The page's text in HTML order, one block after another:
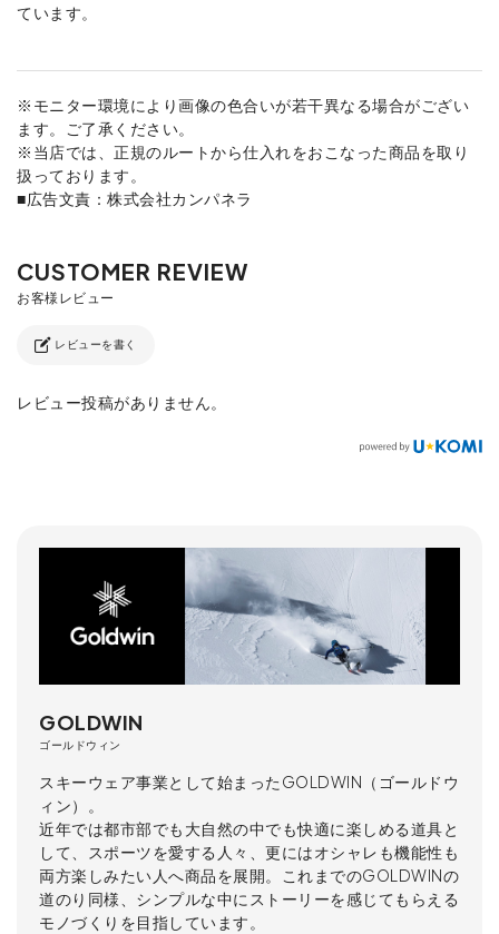
ています。
※モニター環境により画像の色合いが若干異なる場合がござい
ます。ご了承ください。
※当店では、正規のルートから仕入れをおこなった商品を取り
扱っております。
■広告文責：株式会社カンパネラ
レビューを書く
レビュー投稿がありません。
GOLDWIN
ゴールドウィン
スキーウェア事業として始まったGOLDWIN（ゴールドウ
ィン）。
近年では都市部でも大自然の中でも快適に楽しめる道具と
して、スポーツを愛する人々、更にはオシャレも機能性も
両方楽しみたい人へ商品を展開。これまでのGOLDWINの
道のり同様、シンプルな中にストーリーを感じてもらえる
モノづくりを目指しています。